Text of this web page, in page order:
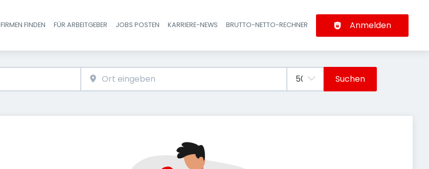
Haupt-Navigation
FIRMEN FINDEN FÜR ARBEITGEBER JOBS POSTEN KARRIERE-NEWS BRUTTO-NETTO-RECHNER Anmelden
Suchen